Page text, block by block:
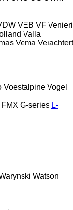
VEB VF Venieri
Valla
Vema Verachtert
Voestalpine Vogel
FMX G-series L-
Watson